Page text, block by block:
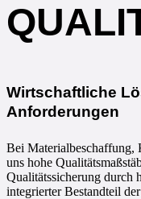
Wirtschaftliche
Anforderungen
Bei Materialbeschaffung,
uns hohe
Qualitätssicherung durch
integrierter Bestandteil